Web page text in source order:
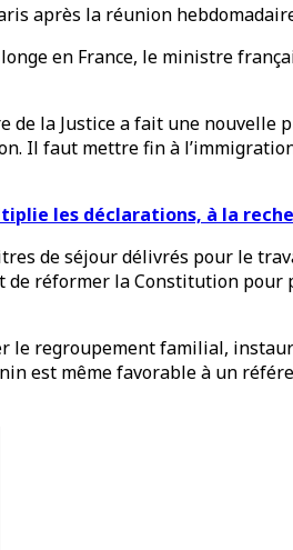
après la réunion
en France, le ministre
de la Justice a fait une
Il faut mettre fin à
les déclarations, à la
de séjour délivrés pour le
de réformer la Constitution
le regroupement familial,
est même favorable à un